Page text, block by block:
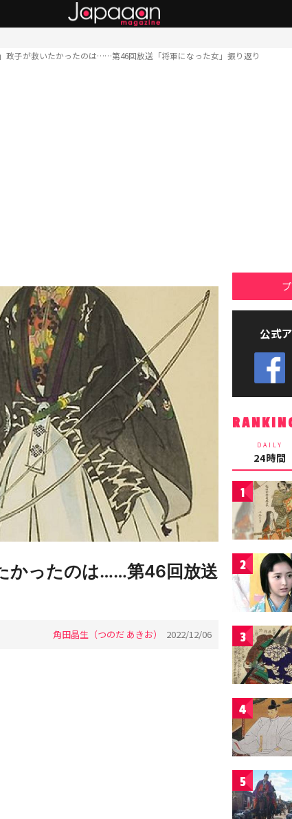
」政子が救いたかったのは……第46回放送「将軍になった女」振り返り
かったのは……第46回放送
角田晶生（つのだ あきお） 2022/12/06
公式
DAILY
24時間
1
2
3
4
5